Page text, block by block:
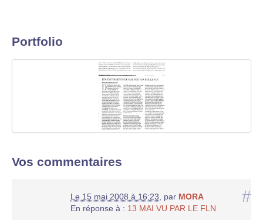
Portfolio
Vos commentaires
#
Le 15 mai 2008 à 16:23 par MORA
En réponse à : 13 MAI VU PAR LE FLN